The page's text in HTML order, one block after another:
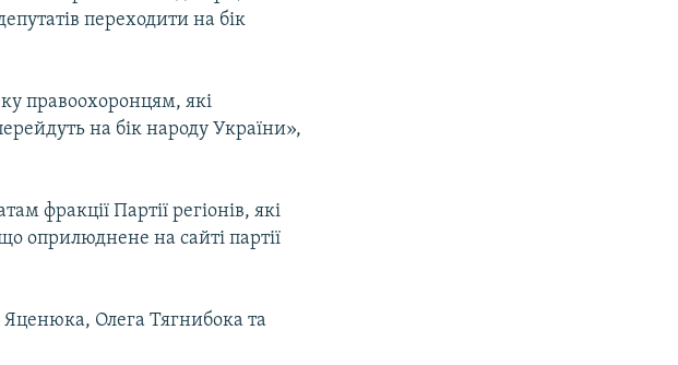
переходити на бік
правоохоронцям, які
на бік народу України»,
фракції Партії регіонів, які
оприлюднене на сайті партії
Яценюка, Олега Тягнибока та